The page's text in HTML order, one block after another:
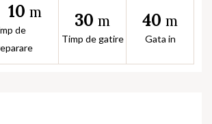
10 m
de
30 m
Timp de gatire
40 m
Gata in